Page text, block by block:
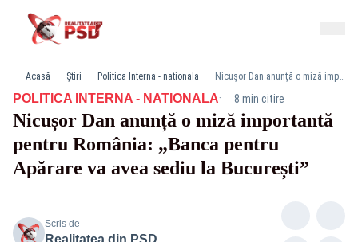
Acasă Știri Politica Interna - nationala Nicușor Dan anunță o miză importantă pentru România: „Banca pentru Apărare va avea sediu la București”
POLITICA INTERNA - NATIONALA· 8 min citire
Nicușor Dan anunță o miză importantă
pentru România: „Banca pentru
Apărare va avea sediu la București”
Scris de
Realitatea din PSD